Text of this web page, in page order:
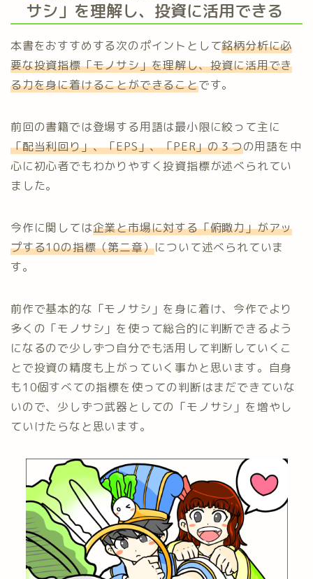
サシ」を理解し、投資に活用できる
本書をおすすめする次のポイントとして銘柄分析に必
要な投資指標「モノサシ」を理解し、投資に活用でき
る力を身に着けることができることです。
前回の書籍では登場する用語は最小限に絞って主に
「配当利回り」、「EPS」、「PER」の３つの用語を中
心に初心者でもわかりやすく投資指標が述べられてい
ました。
今作に関しては企業と市場に対する「俯瞰力」がアッ
プする10の指標（第二章）について述べられていま
す。
前作で基本的な「モノサシ」を身に着け、今作でより
多くの「モノサシ」を使って総合的に判断できるよう
になるので少しずつ自分でも活用して判断していくこ
とで投資の精度も上がっていく事かと思います。自身
も10個すべての指標を使っての判断はまだできていな
いので、少しずつ武器としての「モノサシ」を増やし
ていけたらなと思います。